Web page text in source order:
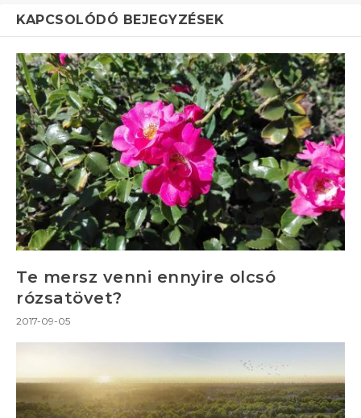
KAPCSOLÓDÓ BEJEGYZÉSEK
Te mersz venni ennyire olcsó
rózsatövet?
2017-09-05